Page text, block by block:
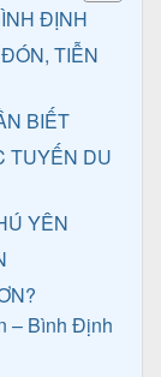
ĐỊNH
TIỄN
BIẾT
TUYẾN DU
YÊN
– Bình Định